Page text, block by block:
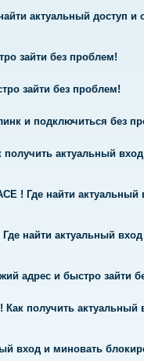
актуальный доступ и
зайти без проблем!
зайти без проблем!
и подключиться без
получить актуальный
! Где найти актуальный
найти актуальный
адрес и быстро зайти
получить актуальный
вход и миновать